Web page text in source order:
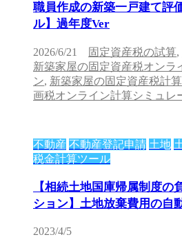
職員作成の新築一戸建て評
ル】過年度Ver
2026/6/21 固定資産税の試算,
新築家屋の固定資産税オンラ
ン, 新築家屋の固定資産税計
画税オンライン計算シミュレ
不動産 不動産登記申請 土地
税金計算ツール
【相続土地国庫帰属制度の
ション】土地放棄費用の自
2023/4/5